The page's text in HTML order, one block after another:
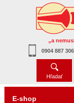
„a
0904 887
Hľadať
E-shop